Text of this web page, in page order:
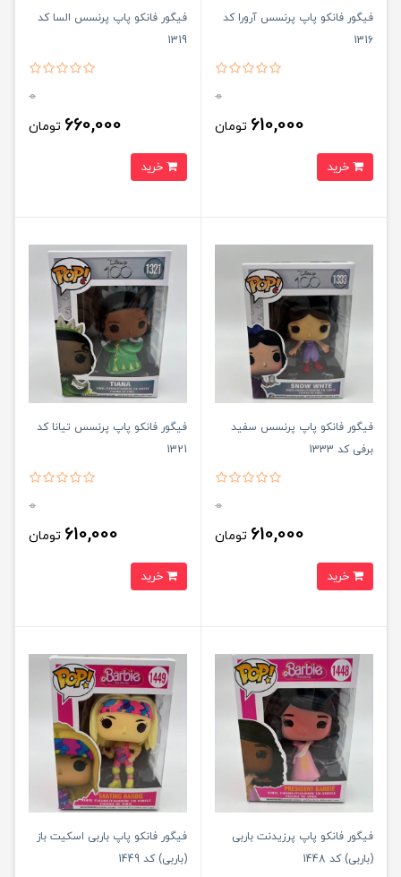
فیگور فانکو پاپ پرنسس آرورا کد
1316
0
610,000 تومان
فیگور فانکو پاپ پرنسس السا کد
1319
0
660,000 تومان
فیگور فانکو پاپ پرنسس سفيد
برفی کد 1333
0
610,000 تومان
فیگور فانکو پاپ پرنسس تیانا کد
1321
0
610,000 تومان
فیگور فانکو پاپ پرزیدنت باربی
(باربی) کد 1448
فیگور فانکو پاپ باربی اسکیت باز
(باربی) کد 1449